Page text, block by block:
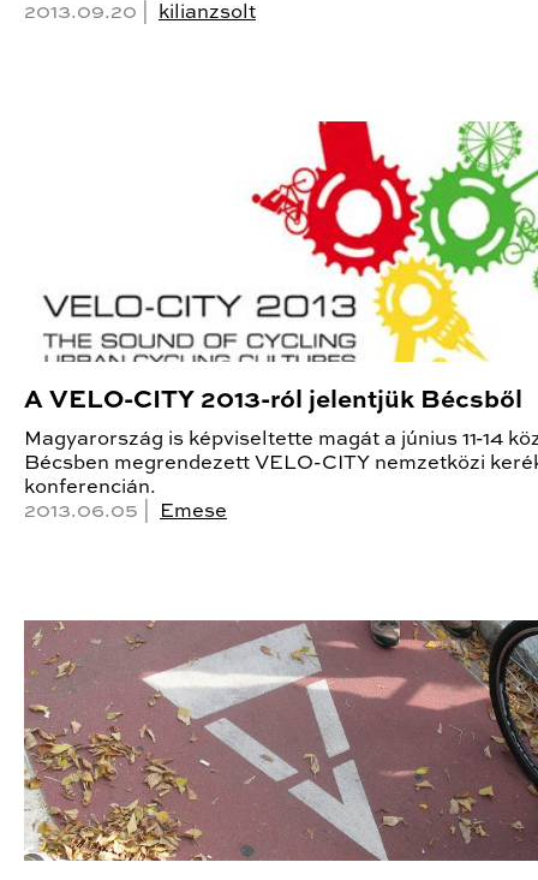
2013.09.20 |
kilianzsolt
A VELO-CITY 2013-ról jelentjük Bécsből
Magyarország is képviseltette magát a június 11-14
Bécsben megrendezett VELO-CITY nemzetközi
konferencián.
2013.06.05 |
Emese